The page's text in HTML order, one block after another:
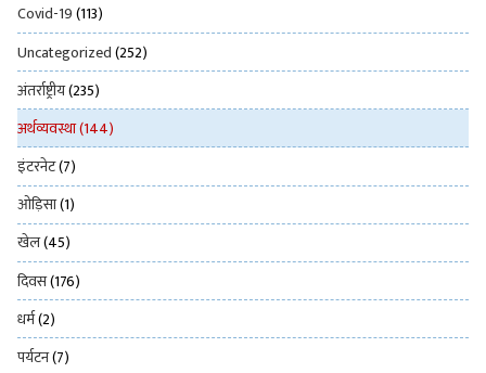
Covid-19(113)
Uncategorized(252)
अंतर्राष्ट्रीय(235)
अर्थव्यवस्था(144)
इंटरनेट(7)
ओड़िसा(1)
खेल(45)
दिवस(176)
धर्म(2)
पर्यटन(7)